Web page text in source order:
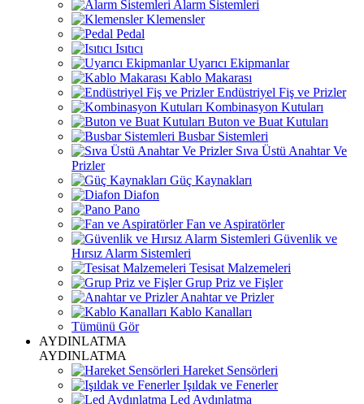
Alarm Sistemleri
Klemensler
Pedal
Isıtıcı
Uyarıcı Ekipmanlar
Kablo Makarası
Endüstriyel Fiş ve Prizler
Kombinasyon Kutuları
Buton ve Buat Kutuları
Busbar Sistemleri
Sıva Üstü Anahtar Ve
Prizler
Güç Kaynakları
Diafon
Pano
Fan ve Aspiratörler
Güvenlik ve
Hırsız Alarm Sistemleri
Tesisat Malzemeleri
Grup Priz ve Fişler
Anahtar ve Prizler
Kablo Kanalları
Tümünü Gör
AYDINLATMA
AYDINLATMA
Hareket Sensörleri
Işıldak ve Fenerler
Led Aydınlatma